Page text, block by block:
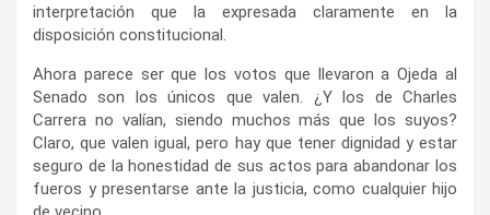
interpretación que la expresada claramente en la
disposición constitucional.
Ahora parece ser que los votos que llevaron a Ojeda al
Senado son los únicos que valen. ¿Y los de Charles
Carrera no valían, siendo muchos más que los suyos?
Claro, que valen igual, pero hay que tener dignidad y estar
seguro de la honestidad de sus actos para abandonar los
fueros y presentarse ante la justicia, como cualquier hijo